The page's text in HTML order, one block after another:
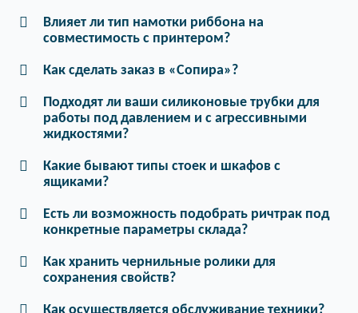
Влияет ли тип намотки риббона на
совместимость с принтером?
Как сделать заказ в «Сопира»?
Подходят ли ваши силиконовые трубки для
работы под давлением и с агрессивными
жидкостями?
Какие бывают типы стоек и шкафов с
ящиками?
Есть ли возможность подобрать ричтрак под
конкретные параметры склада?
Как хранить чернильные ролики для
сохранения свойств?